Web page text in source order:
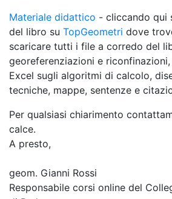
Materiale didattico - cliccando qui
del libro su TopGeometri dove
scaricare tutti i file a corredo del
georeferenziazioni e
Excel sugli algoritmi di calcolo,
tecniche, mappe, sentenze e
Per qualsiasi chiarimento
calce.
A presto,
geom. Gianni Rossi
Responsabile corsi online del